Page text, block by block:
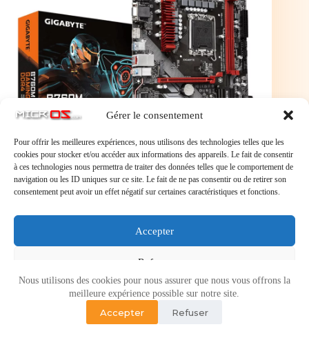
Gérer le consentement
Pour offrir les meilleures expériences, nous utilisons des technologies telles que les
cookies pour stocker et/ou accéder aux informations des appareils. Le fait de consentir
à ces technologies nous permettra de traiter des données telles que le comportement de
navigation ou les ID uniques sur ce site. Le fait de ne pas consentir ou de retirer son
consentement peut avoir un effet négatif sur certaines caractéristiques et fonctions.
Accepter
Refuser
Voir les préférences
Politique de cookiesPolitique de confidentialité
Nous utilisons des cookies pour nous assurer que nous vous offrons la
meilleure expérience possible sur notre site.
Accepter Refuser
Carte Mère Gigabyte B760M Gaming DDR4 (Intel
LGA 1700) Micro ATX - B760M GAMING DDR4
LGA 1700) Micro ATX – B760M GAMING